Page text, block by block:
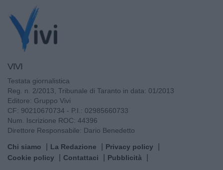
VIVI
Testata giornalistica
Reg. n. 2/2013, Tribunale di Taranto in data: 01/2013
Editore: Gruppo Vivi
CF: 90210670734 - P.I.: 02985660733
Num. Iscrizione ROC: 44396
Direttore Responsabile: Dario Benedetto
Chi siamo La Redazione
Privacy policy
Cookie policy
Contattaci Pubblicità